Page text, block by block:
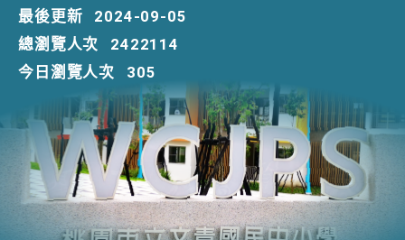
最後更新
2024-09-05
總瀏覽人次
2422114
今日瀏覽人次
305